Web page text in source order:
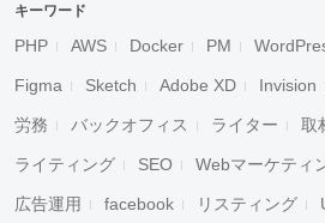
キーワード
PHP AWS Docker PM
Figma Sketch Adobe XD Invision
労務 バックオフィス ライター 取
ライティング SEO Webマーケティ
広告運用 facebook リスティング